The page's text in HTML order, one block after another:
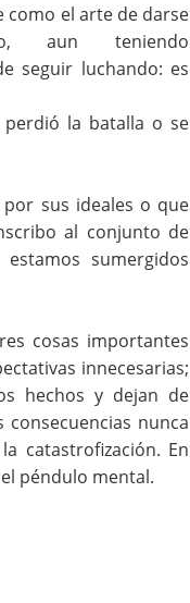
como el arte de darse
aun teniendo
seguir luchando: es
perdió la batalla o se
sus ideales o que
al conjunto de
sumergidos
cosas importantes
innecesarias;
hechos y dejan de
nunca
catastrofización. En
péndulo mental.